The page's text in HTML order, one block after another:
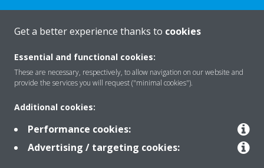
Rreth nesh
Zgjidhje
Kontakti
Get a better experience thanks to cookies
Essential and functional cookies:
These are necessary, respectively, to allow navigation on our website and
provide the services you will request ("minimal cookies").
Additional cookies:
Performance cookies:
Advertising / targeting cookies: